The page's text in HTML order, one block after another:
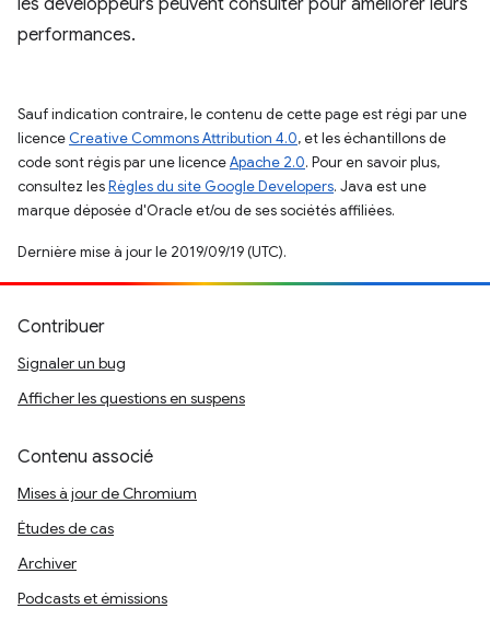
les développeurs peuvent consulter pour améliorer leurs
performances.
Sauf indication contraire, le contenu de cette page est régi par une
licence Creative Commons Attribution 4.0, et les échantillons de
code sont régis par une licenceApache 2.0. Pour en savoir plus,
consultez lesRègles du site Google Developers. Java est une
marque déposée d'Oracle et/ou de ses sociétés affiliées.
Dernière mise à jour le 2019/09/19 (UTC).
Contribuer
Signaler un bug
Afficher les questions en suspens
Contenu associé
Mises à jour de Chromium
Études de cas
Archiver
Podcasts et émissions